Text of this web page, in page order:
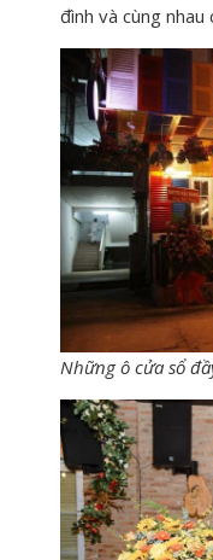
đình và cùng
Những ô cửa sổ